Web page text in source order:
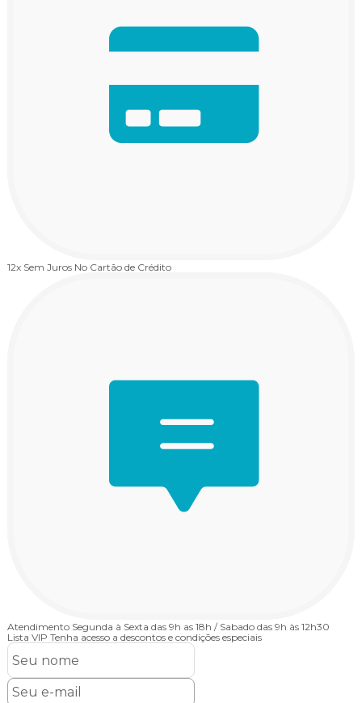
12x Sem Juros No Cartão de Crédito
Atendimento Segunda à Sexta das 9h as 18h / Sabado das 9h às 12h30
Lista VIP Tenha acesso a descontos e condições especiais